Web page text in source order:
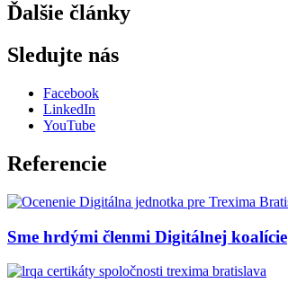
Ďalšie články
Sledujte nás
Facebook
LinkedIn
YouTube
Referencie
Sme hrdými členmi Digitálnej koalície